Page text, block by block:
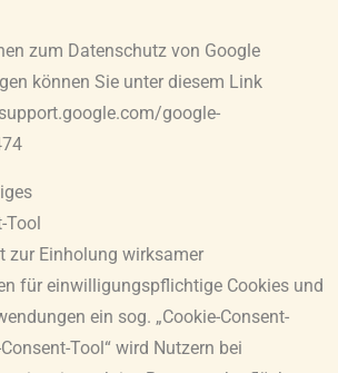
zum Datenschutz von Google
können Sie unter diesem Link
google-
Tool
zur Einholung wirksamer
für einwilligungspflichtige Cookies und
ein sog. „Cookie-Consent-
Tool“ wird Nutzern bei